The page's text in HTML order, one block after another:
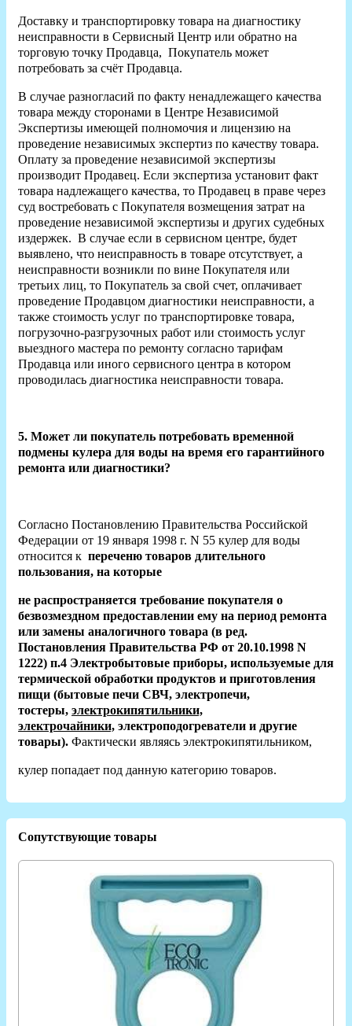
Доставку и транспортировку товара на диагностику
неисправности в Сервисный Центр или обратно на
торговую точку Продавца, Покупатель может
потребовать за счёт Продавца.
В случае разногласий по факту ненадлежащего качества
товара между сторонами в Центре Независимой
Экспертизы имеющей полномочия и лицензию на
проведение независимых экспертиз по качеству товара.
Оплату за проведение независимой экспертизы
производит Продавец. Если экспертиза установит факт
товара надлежащего качества, то Продавец в праве через
суд востребовать с Покупателя возмещения затрат на
проведение независимой экспертизы и других судебных
издержек. В случае если в сервисном центре, будет
выявлено, что неисправность в товаре отсутствует, а
неисправности возникли по вине Покупателя или
третьих лиц, то Покупатель за свой счет, оплачивает
проведение Продавцом диагностики неисправности, а
также стоимость услуг по транспортировке товара,
погрузочно-разгрузочных работ или стоимость услуг
выездного мастера по ремонту согласно тарифам
Продавца или иного сервисного центра в котором
проводилась диагностика неисправности товара.
5. Может ли покупатель потребовать временной
подмены кулера для воды на время его гарантийного
ремонта или диагностики?
Согласно Постановлению Правительства Российской
Федерации от 19 января 1998 г. N 55 кулер для воды
относится к переченю товаров длительного
пользования, на которые
не распространяется требование покупателя о
безвозмездном предоставлении ему на период ремонта
или замены аналогичного товара (в ред.
Постановления Правительства РФ от 20.10.1998 N
1222) п.4 Электробытовые приборы, используемые для
термической обработки продуктов и приготовления
пищи (бытовые печи СВЧ, электропечи,
тостеры, электрокипятильники,
электрочайники, электроподогреватели и другие
товары). Фактически являясь электрокипятильником,
кулер попадает под данную категорию товаров.
Сопутствующие товары